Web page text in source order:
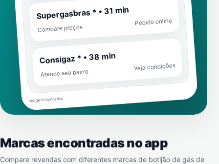
Supergasbras * • 31 min
Compare preços
Pedido online
Consigaz * • 38 min
Atende seu bairro
Veja condições
Imagem ilustrativa
Marcas encontradas no app
Compare revendas com diferentes marcas de botijão de gás de